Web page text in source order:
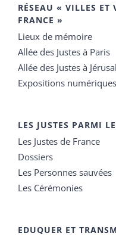
RÉSEAU « VILLES ET
FRANCE »
Lieux de mémoire
Allée des Justes à Paris
Allée des Justes à
Expositions numériques
LES JUSTES PARMI
Les Justes de France
Dossiers
Les Personnes sauvées
Les Cérémonies
EDUQUER ET